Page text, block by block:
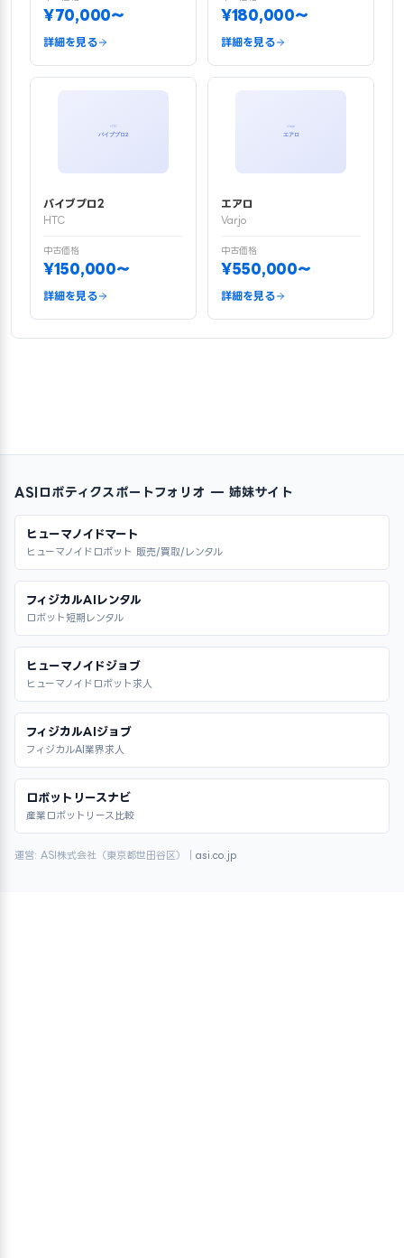
¥70,000〜
詳細を見る
¥180,000〜
詳細を見る
バイブプロ2
HTC
中古価格
¥150,000〜
詳細を見る
エアロ
Varjo
中古価格
¥550,000〜
詳細を見る
ASIロボティクスポートフォリオ — 姉妹サイト
ヒューマノイドマート
ヒューマノイドロボット 販売/買取/レンタル
フィジカルAIレンタル
ロボット短期レンタル
ヒューマノイドジョブ
ヒューマノイドロボット求人
フィジカルAIジョブ
フィジカルAI業界求人
ロボットリースナビ
産業ロボットリース比較
運営: ASI株式会社（東京都世田谷区）｜ asi.co.jp